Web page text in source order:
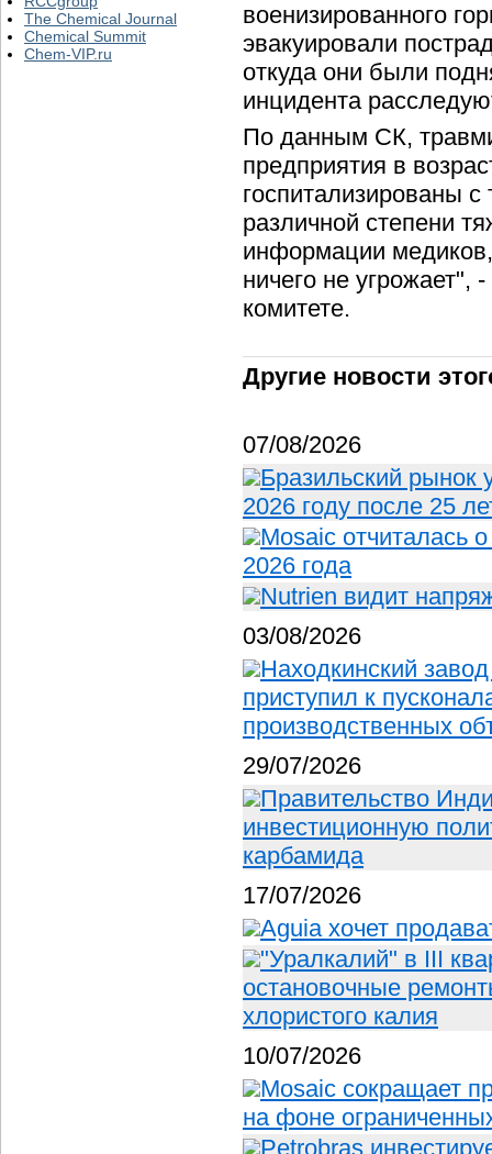
The Chemical Journal
Chemical Summit
Chem-VIP.ru
военизированного
эвакуировали
откуда они были
инцидента
По данным СК,
предприятия в
госпитализированы
различной степени
информации
ничего не угрожает",
комитете.
Другие новости
07/08/2026
Бразильский рынок
2026 году после 25
Mosaic отчиталась
2026 года
Nutrien видит
03/08/2026
Находкинский
приступил к
производственных
29/07/2026
Правительство
инвестиционную
карбамида
17/07/2026
Aguia хочет
"Уралкалий" в III
остановочные
хлористого калия
10/07/2026
Mosaic сокращает
на фоне
Petrobras